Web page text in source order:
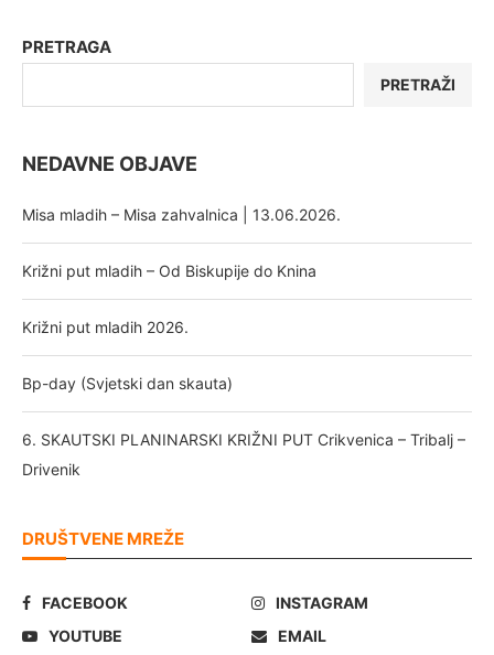
PRETRAGA
PRETRAŽI
NEDAVNE OBJAVE
Misa mladih – Misa zahvalnica | 13.06.2026.
Križni put mladih – Od Biskupije do Knina
Križni put mladih 2026.
Bp-day (Svjetski dan skauta)
6. SKAUTSKI PLANINARSKI KRIŽNI PUT Crikvenica – Tribalj –
Drivenik
DRUŠTVENE MREŽE
FACEBOOK
INSTAGRAM
YOUTUBE
EMAIL